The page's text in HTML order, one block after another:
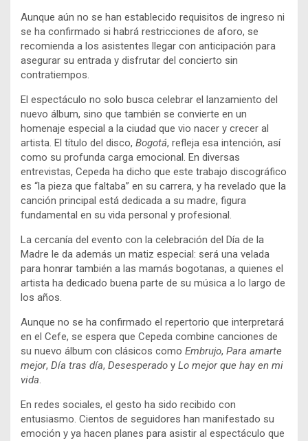
Aunque aún no se han establecido requisitos de ingreso ni
se ha confirmado si habrá restricciones de aforo, se
recomienda a los asistentes llegar con anticipación para
asegurar su entrada y disfrutar del concierto sin
contratiempos.
El espectáculo no solo busca celebrar el lanzamiento del
nuevo álbum, sino que también se convierte en un
homenaje especial a la ciudad que vio nacer y crecer al
artista. El título del disco, Bogotá, refleja esa intención, así
como su profunda carga emocional. En diversas
entrevistas, Cepeda ha dicho que este trabajo discográfico
es “la pieza que faltaba” en su carrera, y ha revelado que la
canción principal está dedicada a su madre, figura
fundamental en su vida personal y profesional.
La cercanía del evento con la celebración del Día de la
Madre le da además un matiz especial: será una velada
para honrar también a las mamás bogotanas, a quienes el
artista ha dedicado buena parte de su música a lo largo de
los años.
Aunque no se ha confirmado el repertorio que interpretará
en el Cefe, se espera que Cepeda combine canciones de
su nuevo álbum con clásicos como Embrujo, Para amarte
mejor, Día tras día, Desesperado y Lo mejor que hay en mi
vida.
En redes sociales, el gesto ha sido recibido con
entusiasmo. Cientos de seguidores han manifestado su
emoción y ya hacen planes para asistir al espectáculo que